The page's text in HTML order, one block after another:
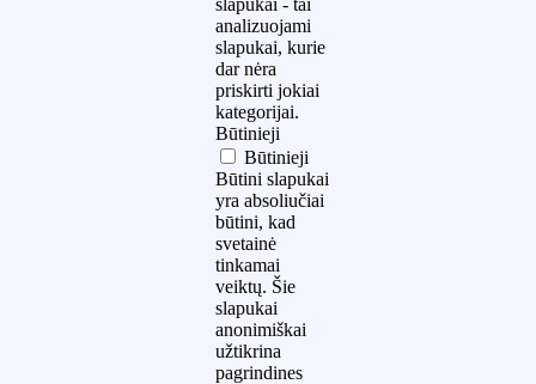
analizuojami
slapukai, kurie
dar nėra
priskirti jokiai
kategorijai.
Būtinieji
Būtinieji
Būtini slapukai
yra absoliučiai
būtini, kad
svetainė
tinkamai
veiktų. Šie
slapukai
anonimiškai
užtikrina
pagrindines